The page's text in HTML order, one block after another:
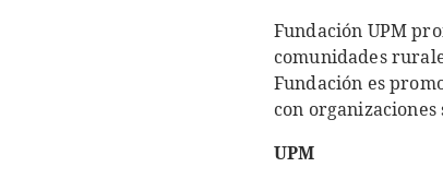
Fundación UPM
comunidades
Fundación es
con
UPM